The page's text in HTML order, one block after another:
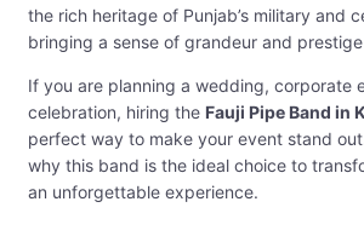
the rich heritage of Punjab’s military and
bringing a sense of grandeur and
If you are planning a wedding, corporate
celebration, hiring the Fauji Pipe Band in
perfect way to make your event stand
why this band is the ideal choice to
an unforgettable experience.